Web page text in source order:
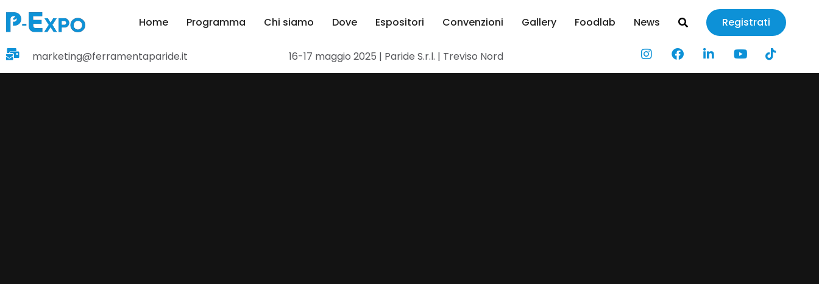
Home Programma Chi siamo Dove Espositori Convenzioni Gallery Foodlab News Registrati
marketing@ferramentaparide.it 16-17 maggio 2025 | Paride S.r.l. | Treviso Nord